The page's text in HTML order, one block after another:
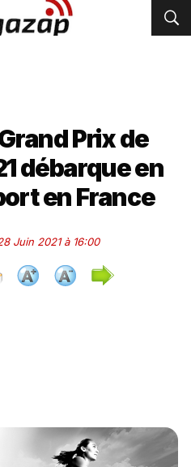
Prix de
débarque en
en France
Juin 2021 à 16:00